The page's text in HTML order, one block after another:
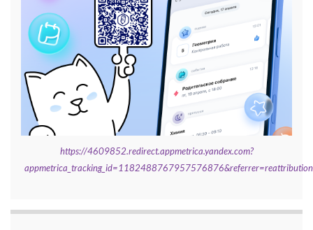
https://4609852.redirect.appmetrica.yandex.com?